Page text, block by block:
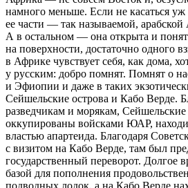
намного меньше. Если не касаться уж
ее части — так называемой,
А в остальном — она открыта и
на поверхности, достаточно одного
в Африке чувствует себя, как дома,
у русским: добро помнят. Помнят о
и Эфиопии и даже в таких
Сейшельские острова и Кабо Верде.
разведчикам и морякам,
оккупированы войсками ЮАР,
властью апартеида. Благодаря
с визитом на Кабо Верде, там был
государственный переворот.
базой для пополнения
подводных лодок, а на Кабо Верде